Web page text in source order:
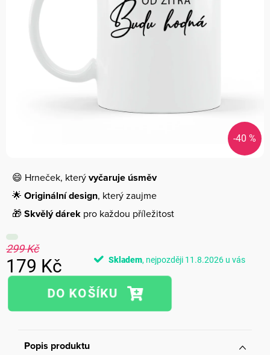
-40 %
😄 Hrneček, kterývyčaruje úsměv
🌟 Originální design, který zaujme
🎁 Skvělý dárek pro každou příležitost
299 Kč
179 Kč
Měrná
Skladem 11.8.2026
Popis produktu